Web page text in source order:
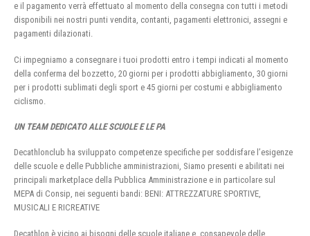
e il pagamento verrà effettuato al momento della consegna con tutti i metodi
disponibili nei nostri punti vendita, contanti, pagamenti elettronici, assegni e
pagamenti dilazionati.
Ci impegniamo a consegnare i tuoi prodotti entro i tempi indicati al momento
della conferma del bozzetto, 20 giorni per i prodotti abbigliamento, 30 giorni
per i prodotti sublimati degli sport e 45 giorni per costumi e abbigliamento
ciclismo.
UN TEAM DEDICATO ALLE SCUOLE E LE PA
Decathlonclub ha sviluppato competenze specifiche per soddisfare l’esigenze
delle scuole e delle Pubbliche amministrazioni, Siamo presenti e abilitati nei
principali marketplace della Pubblica Amministrazione e in particolare sul
MEPA di Consip, nei seguenti bandi: BENI: ATTREZZATURE SPORTIVE,
MUSICALI E RICREATIVE
Decathlon è vicino ai bisogni delle scuole italiane e, consapevole delle